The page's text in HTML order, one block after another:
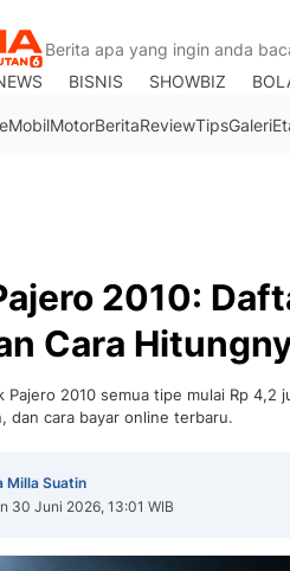
BISNIS SHOWBIZ
MobilMotorBeritaReviewTipsGaleri
2010:
Cara
Pajero 2010 semua tipe mulai Rp 4,2
dan cara bayar online terbaru.
Milla Suatin
30 Juni 2026, 13:01 WIB